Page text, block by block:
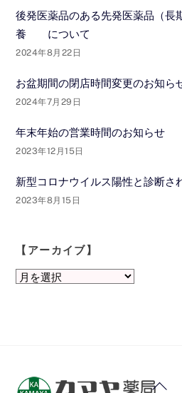
後発医薬品のある先発医薬品（長
養 について
2024年8月22日
お盆期間の閉店時間変更のお知ら
2024年7月29日
年末年始の営業時間のお知らせ
2023年12月15日
新型コロナウイルス陽性と診断さ
2023年8月15日
【アーカイブ】
【ア
Back